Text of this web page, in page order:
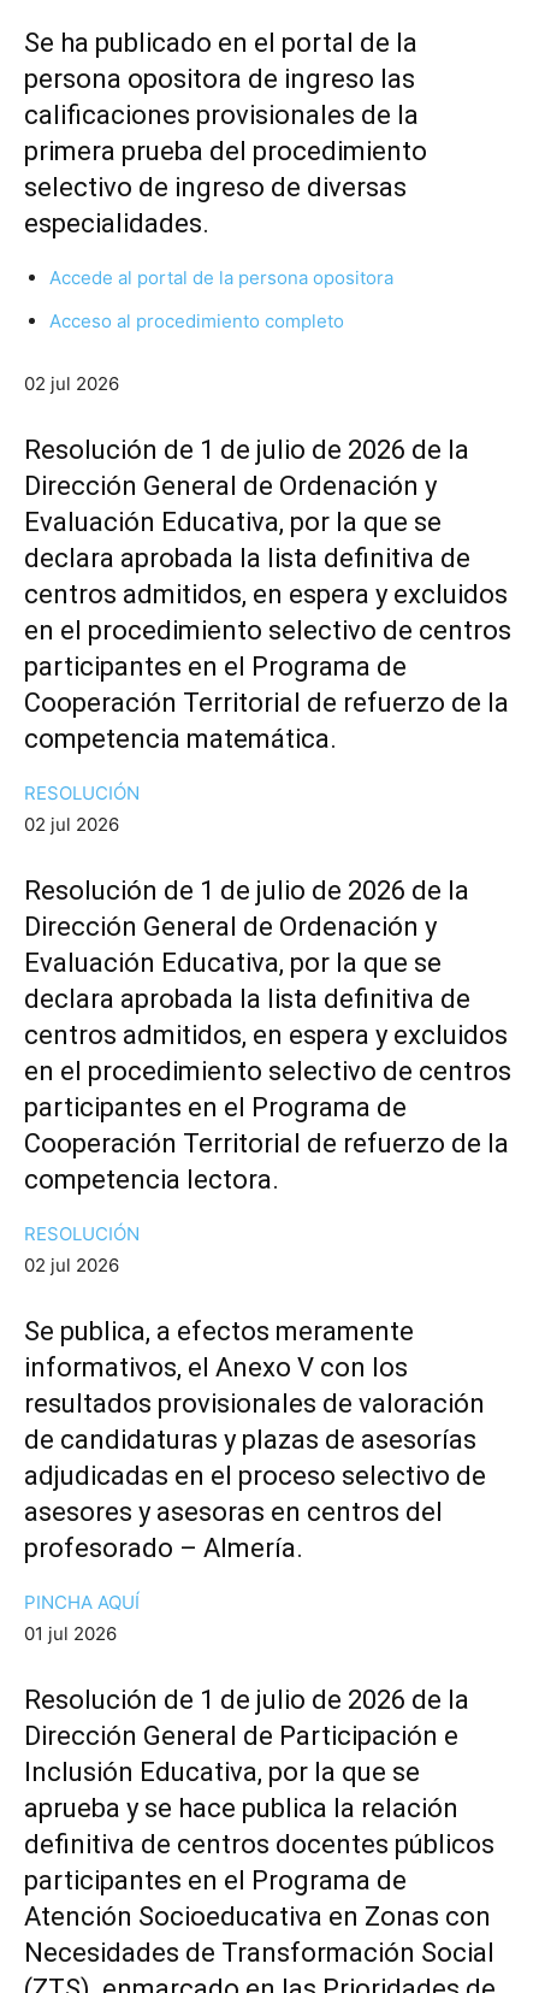
Se ha publicado en el portal de la
persona opositora de ingreso las
calificaciones provisionales de la
primera prueba del procedimiento
selectivo de ingreso de diversas
especialidades.
Accede al portal de la persona opositora
Acceso al procedimiento completo
02 jul 2026
Resolución de 1 de julio de 2026 de la
Dirección General de Ordenación y
Evaluación Educativa, por la que se
declara aprobada la lista definitiva de
centros admitidos, en espera y excluidos
en el procedimiento selectivo de centros
participantes en el Programa de
Cooperación Territorial de refuerzo de la
competencia matemática.
RESOLUCIÓN
02 jul 2026
Resolución de 1 de julio de 2026 de la
Dirección General de Ordenación y
Evaluación Educativa, por la que se
declara aprobada la lista definitiva de
centros admitidos, en espera y excluidos
en el procedimiento selectivo de centros
participantes en el Programa de
Cooperación Territorial de refuerzo de la
competencia lectora.
RESOLUCIÓN
02 jul 2026
Se publica, a efectos meramente
informativos, el Anexo V con los
resultados provisionales de valoración
de candidaturas y plazas de asesorías
adjudicadas en el proceso selectivo de
asesores y asesoras en centros del
profesorado – Almería.
PINCHA AQUÍ
01 jul 2026
Resolución de 1 de julio de 2026 de la
Dirección General de Participación e
Inclusión Educativa, por la que se
aprueba y se hace publica la relación
definitiva de centros docentes públicos
participantes en el Programa de
Atención Socioeducativa en Zonas con
Necesidades de Transformación Social